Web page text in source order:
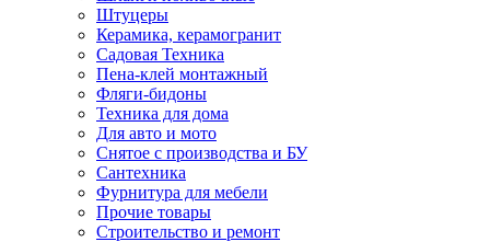
Штуцеры
Керамика, керамогранит
Садовая Техника
Пена-клей монтажный
Фляги-бидоны
Техника для дома
Для авто и мото
Снятое с производства и БУ
Сантехника
Фурнитура для мебели
Прочие товары
Строительство и ремонт